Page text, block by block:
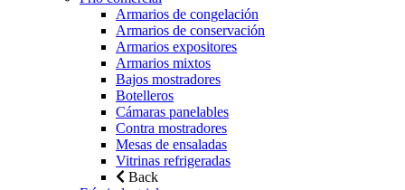
Armarios de congelación
Armarios de conservación
Armarios expositores
Armarios mixtos
Bajos mostradores
Botelleros
Cámaras panelables
Contra mostradores
Mesas de ensaladas
Vitrinas refrigeradas
Back